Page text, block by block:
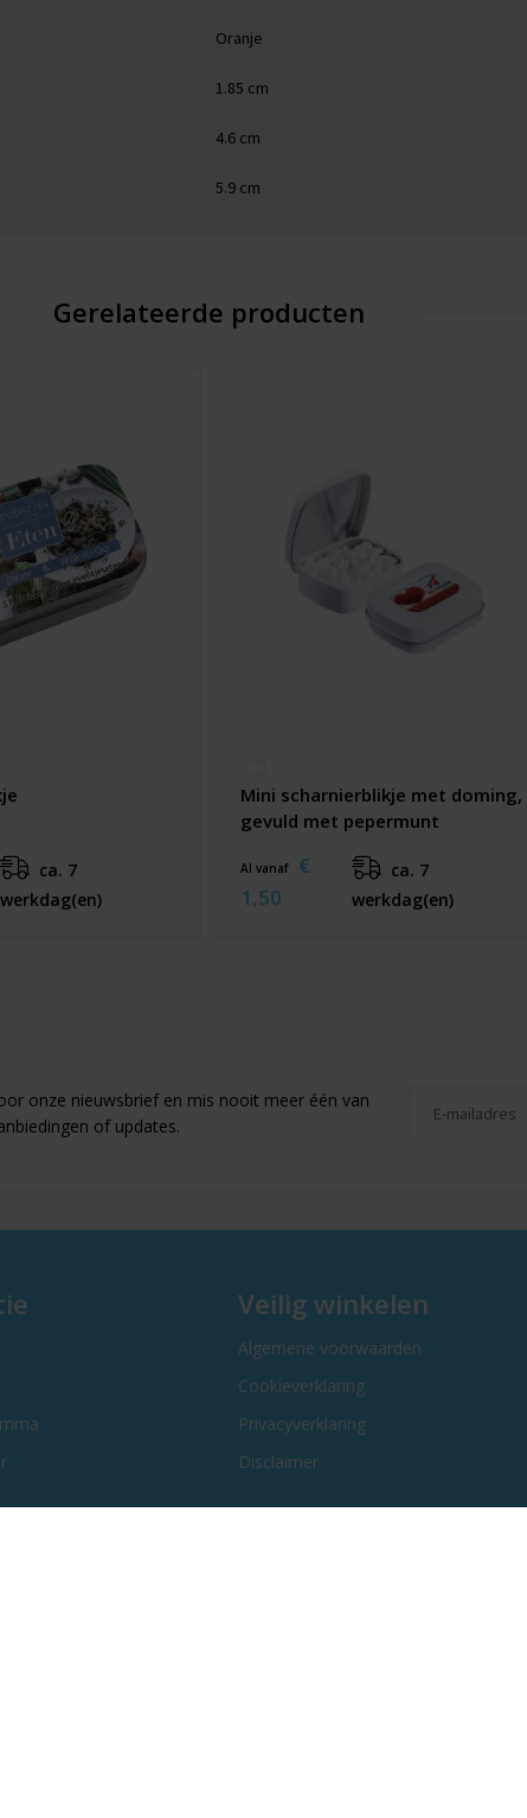
Oranje
1.85 cm
4.6 cm
5.9 cm
Gerelateerde producten
ca. 7
werkdag(en)
Mini scharnierblikje met doming,
gevuld met pepermunt
Al vanaf
€
1,50
ca. 7
werkdag(en)
onze nieuwsbrief en mis nooit meer één van
of updates.
Veilig winkelen
Algemene voorwaarden
Cookieverklaring
Privacyverklaring
Disclaimer